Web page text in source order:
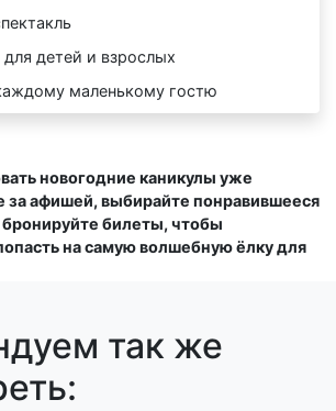
детей и взрослых
маленькому гостю
новогодние каникулы уже
за афишей, выбирайте понравившееся
билеты, чтобы
на самую волшебную ёлку для
так же